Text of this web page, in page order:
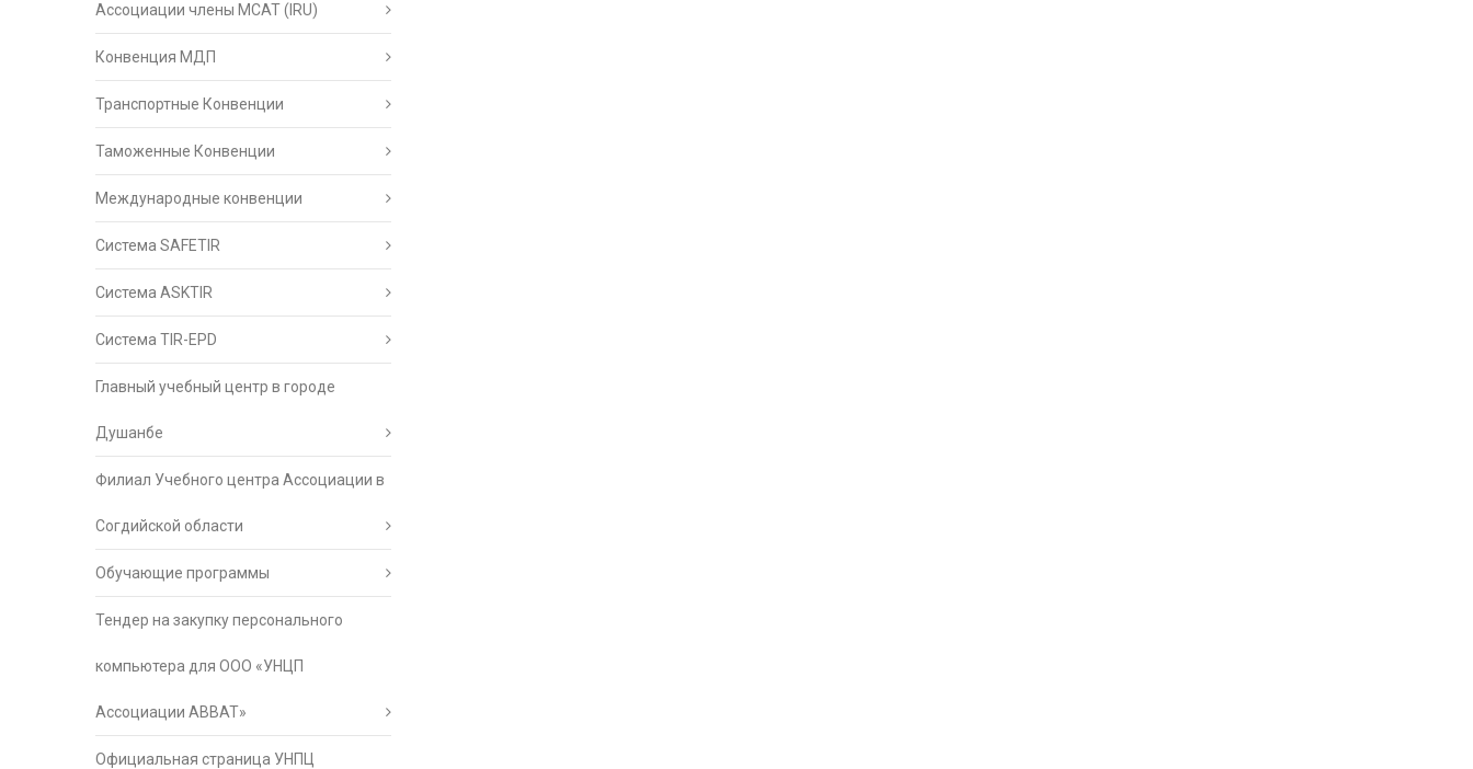
Ассоциации члены МСАТ (IRU)
Конвенция МДП
Транспортные Конвенции
Таможенные Конвенции
Международные конвенции
Система SAFETIR
Система ASKTIR
Система TIR-EPD
Главный учебный центр в городе
Душанбе
Филиал Учебного центра Ассоциации в
Согдийской области
Обучающие программы
Тендер на закупку персонального
компьютера для ООО «УНЦП
Ассоциации АВВАТ»
Официальная страница УНПЦ